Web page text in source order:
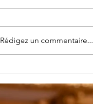
Rédigez un commentaire...